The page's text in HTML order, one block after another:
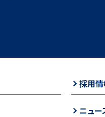
採用
ニュー